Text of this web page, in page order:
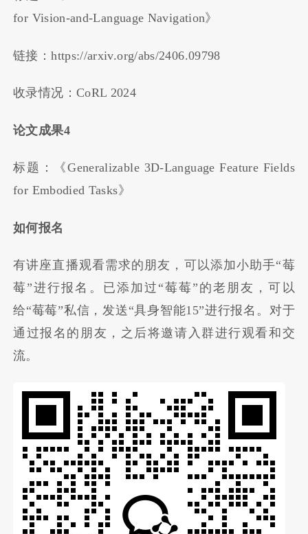
for Vision-and-Language Navigation》
链接：https://arxiv.org/abs/2406.09798
收录情况：CoRL 2024
论文成果4
标题：《Generalizable 3D-Language Feature Fields
for Embodied Tasks》
如何报名
有讲座直播观看需求的朋友，可以添加小助手“莓
莓”进行报名。已添加过“莓莓”的老朋友，可以
给“莓莓”私信，发送“具身智能15”进行报名。对于
通过报名的朋友，之后将邀请入群进行观看和交
流。